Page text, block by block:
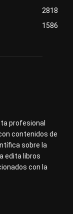
2818
1586
profesional
contenidos de
sobre la
edita libros
con la